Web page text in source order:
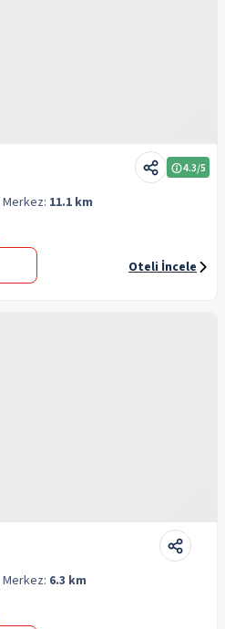
4.3/5
Merkez: 11.1 km
Oteli İncele
Merkez: 6.3 km